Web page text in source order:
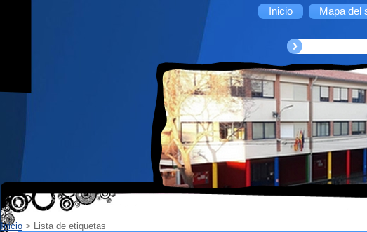
Inicio Mapa del
Inicio > Lista de etiquetas